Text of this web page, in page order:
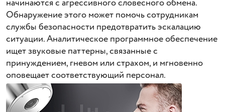
начинаются с агрессивного словесного обмена.
Обнаружение этого может помочь сотрудникам
службы безопасности предотвратить эскалацию
ситуации. Аналитическое программное обеспечение
ищет звуковые паттерны, связанные с
принуждением, гневом или страхом, и мгновенно
оповещает соответствующий персонал.